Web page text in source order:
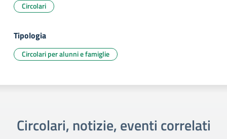
Circolari
Tipologia
Circolari per alunni e famiglie
Circolari, notizie, eventi correlati